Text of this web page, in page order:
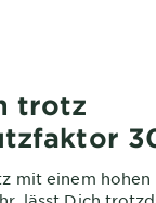
trotz
mit einem